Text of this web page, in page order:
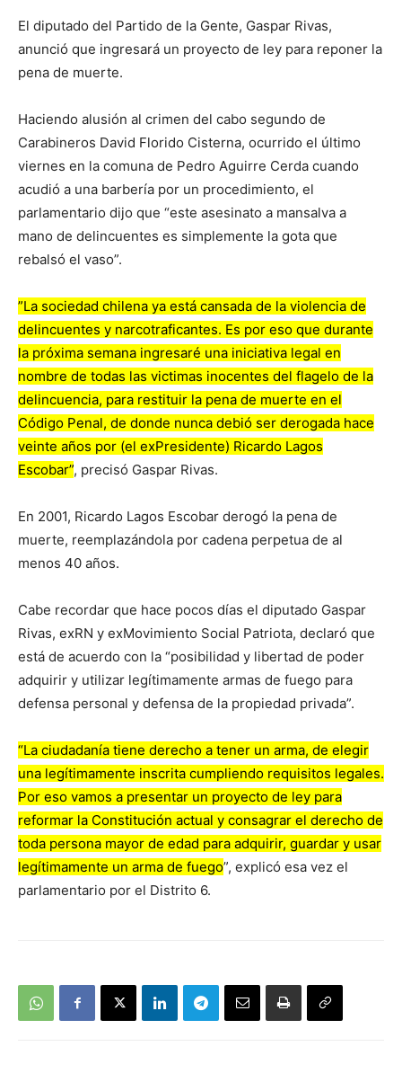
El diputado del Partido de la Gente, Gaspar Rivas,
anunció que ingresará un proyecto de ley para reponer la
pena de muerte.
Haciendo alusión al crimen del cabo segundo de
Carabineros David Florido Cisterna, ocurrido el último
viernes en la comuna de Pedro Aguirre Cerda cuando
acudió a una barbería por un procedimiento, el
parlamentario dijo que “este asesinato a mansalva a
mano de delincuentes es simplemente la gota que
rebalsó el vaso”.
”La sociedad chilena ya está cansada de la violencia de
delincuentes y narcotraficantes. Es por eso que durante
la próxima semana ingresaré una iniciativa legal en
nombre de todas las victimas inocentes del flagelo de la
delincuencia, para restituir la pena de muerte en el
Código Penal, de donde nunca debió ser derogada hace
veinte años por (el exPresidente) Ricardo Lagos
Escobar”, precisó Gaspar Rivas.
En 2001, Ricardo Lagos Escobar derogó la pena de
muerte, reemplazándola por cadena perpetua de al
menos 40 años.
Cabe recordar que hace pocos días el diputado Gaspar
Rivas, exRN y exMovimiento Social Patriota, declaró que
está de acuerdo con la “posibilidad y libertad de poder
adquirir y utilizar legítimamente armas de fuego para
defensa personal y defensa de la propiedad privada”.
“La ciudadanía tiene derecho a tener un arma, de elegir
una legítimamente inscrita cumpliendo requisitos legales.
Por eso vamos a presentar un proyecto de ley para
reformar la Constitución actual y consagrar el derecho de
toda persona mayor de edad para adquirir, guardar y usar
legítimamente un arma de fuego”, explicó esa vez el
parlamentario por el Distrito 6.